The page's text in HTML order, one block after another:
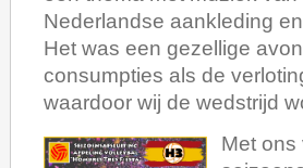
Nederlandse aankleding
Het was een gezellige
consumpties als de
waardoor wij de wedstrijd
Met ons